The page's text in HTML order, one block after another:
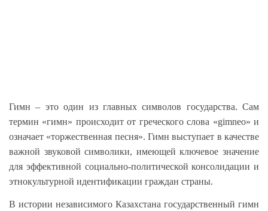
Гимн – это один из главных символов государства. Сам
термин «гимн» происходит от греческого слова «gimneo» и
означает «торжественная песня». Гимн выступает в качестве
важной звуковой символики, имеющей ключевое значение
для эффективной социально-политической консолидации и
этнокультурной идентификации граждан страны.
В истории независимого Казахстана государственный гимн